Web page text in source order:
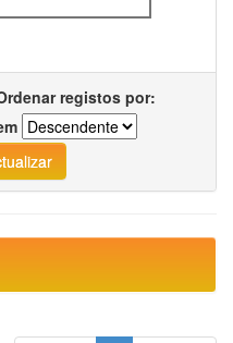
registos por: